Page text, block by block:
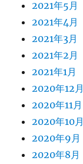
2021年5月
2021年4月
2021年3月
2021年2月
2021年1月
2020年12月
2020年11月
2020年10月
2020年9月
2020年8月